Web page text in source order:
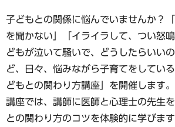
子どもとの関係に悩んでいませんか？
を聞かない」「イライラして、つい怒
どもが泣いて騒いで、どうしたらいい
ど、日々、悩みながら子育てをしてい
どもとの関わり方講座」を開催します。
講座では、講師に医師と心理士の先生
との関わり方のコツを体験的に学びま